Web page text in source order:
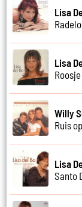
Lisa
Lisa
Roosje
Willy
Ruis
Lisa
Santo